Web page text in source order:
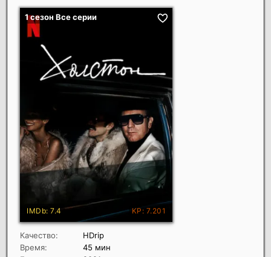
Качество:
HDrip
Время:
45 мин